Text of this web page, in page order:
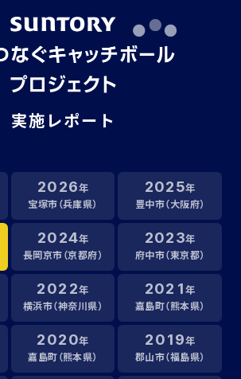
実施レポート
2026年
宝塚市（兵庫県）
2025年
豊中市（大阪府）
2024年
長岡京市（京都府）
2023年
府中市（東京都）
2022年
横浜市（神奈川県）
2021年
嘉島町（熊本県）
2020年
嘉島町（熊本県）
2019年
郡山市（福島県）